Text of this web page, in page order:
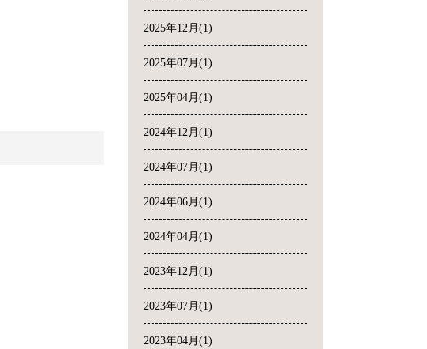
2025年12月(1)
2025年07月(1)
2025年04月(1)
2024年12月(1)
2024年07月(1)
2024年06月(1)
2024年04月(1)
2023年12月(1)
2023年07月(1)
2023年04月(1)